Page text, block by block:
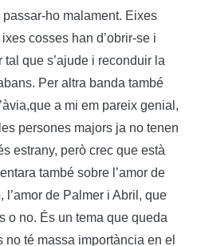
ho malament. Eixes
cosses han d’obrir-se i
que s’ajude i reconduir la
Per altra banda també
a mi em pareix genial,
persones majors ja no tenen
estrany, però crec que està
també sobre l’amor de
l’amor de Palmer i Abril, que
o no. És un tema que queda
té massa importància en el